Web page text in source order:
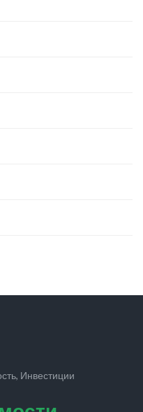
Инвестиции